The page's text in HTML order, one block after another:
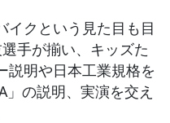
イクという見た目も目
手が揃い、キッズた
説明や日本工業規格を
の説明、実演を交え